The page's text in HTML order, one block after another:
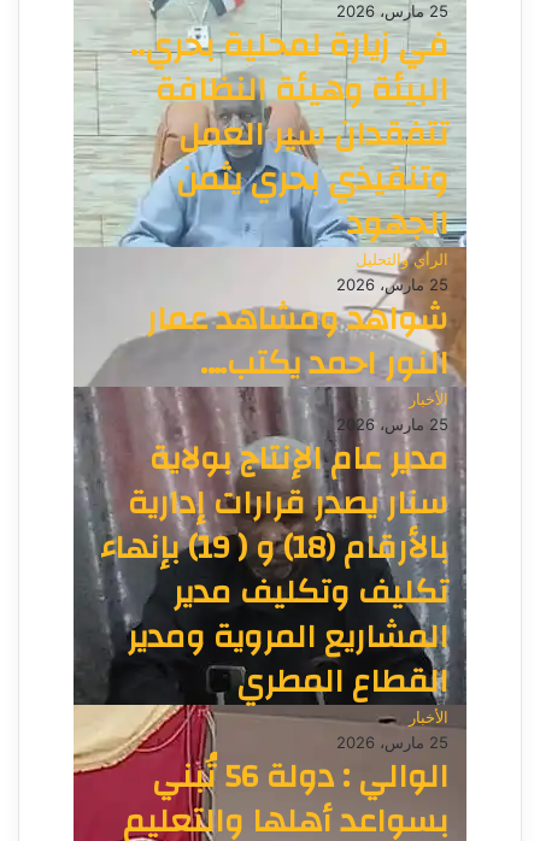
25 مارس، 2026
في زيارة لمحلية بحري..
البيئة وهيئة النظافة
تتفقدان سير العمل
وتنفيذي بحري يثمن
الجهود
الرأي والتحليل
25 مارس، 2026
شواهد ومشاهد عمار
النور احمد يكتب….
الأخبار
25 مارس، 2026
مدير عام الإنتاج بولاية
سنار يصدر قرارات إدارية
بالأرقام (18) و ( 19) بإنهاء
تكليف وتكليف مدير
المشاريع المروية ومدير
القطاع المطري
الأخبار
25 مارس، 2026
الوالي : دولة 56 تُبني
بسواعد أهلها والتعليم